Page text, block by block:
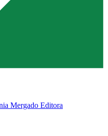
Mergado Editora